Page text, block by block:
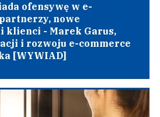
ofensywę w e-
nowe
klienci - Marek Garus,
i rozwoju e-commerce
[WYWIAD]